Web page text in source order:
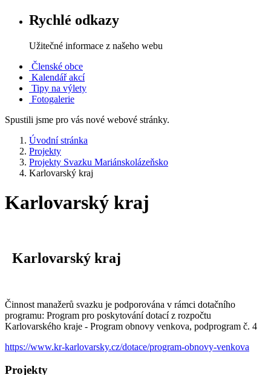
Rychlé odkazy
Užitečné informace z našeho webu
Členské obce
Kalendář akcí
Tipy na výlety
Fotogalerie
Spustili jsme pro vás nové webové stránky.
Úvodní stránka
Projekty
Projekty Svazku Mariánskolázeňsko
Karlovarský kraj
Karlovarský kraj
Karlovarský kraj
Činnost manažerů svazku je podporována v rámci dotačního
programu: Program pro poskytování dotací z rozpočtu
Karlovarského kraje - Program obnovy venkova, podprogram č. 4
https://www.kr-karlovarsky.cz/dotace/program-obnovy-venkova
Projekty